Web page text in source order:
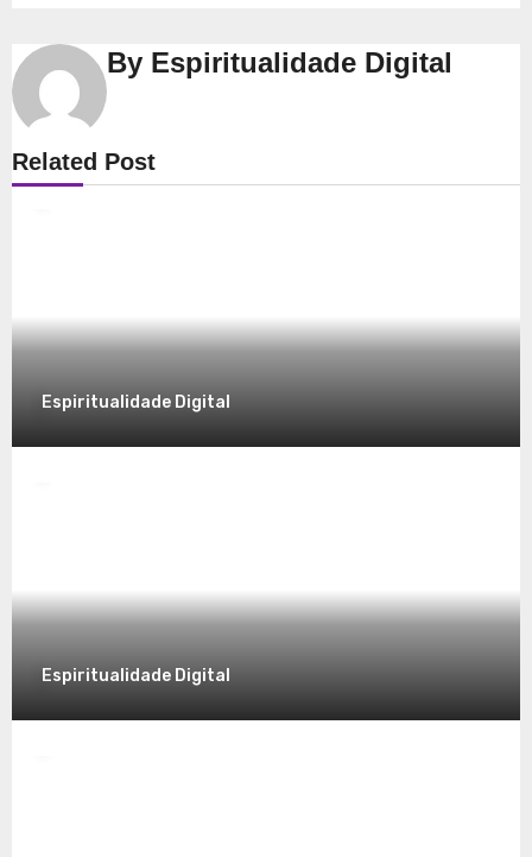
By Espiritualidade Digital
Related Post
Espiritualidade
Explorando a Espiritualidade: Conexão e
Espiritualidade Digital
Espiritualidade Digital